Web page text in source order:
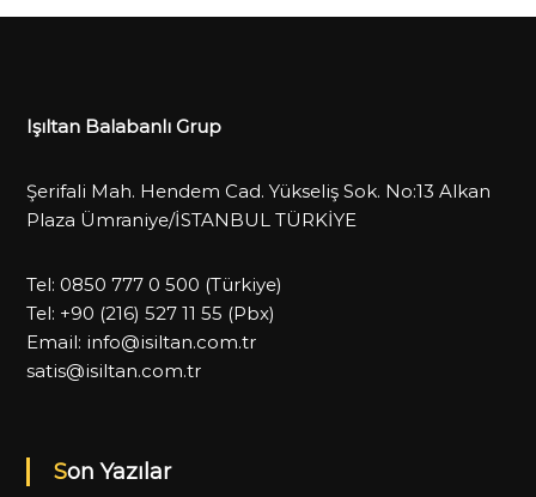
Işıltan Balabanlı Grup
Şerifali Mah. Hendem Cad. Yükseliş Sok. No:13 Alkan
Plaza Ümraniye/İSTANBUL TÜRKİYE
Tel: 0850 777 0 500 (Türkiye)
Tel: +90 (216) 527 11 55 (Pbx)
Email: info@isiltan.com.tr
satis@isiltan.com.tr
Son Yazılar